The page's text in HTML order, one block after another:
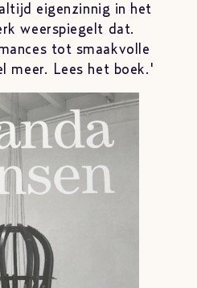
eigenzinnig in het
weerspiegelt dat.
tot smaakvolle
meer. Lees het boek.'